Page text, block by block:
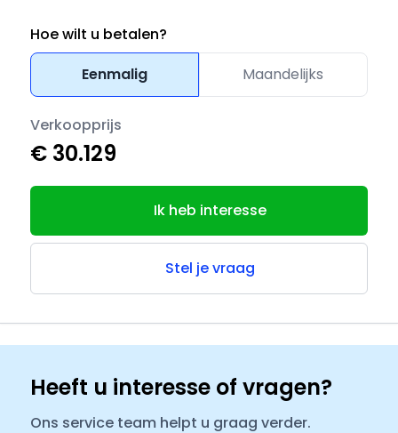
Hoe wilt u betalen?
Eenmalig
Maandelijks
Verkoopprijs
€ 30.129
Ik heb interesse
Stel je vraag
Heeft u interesse of vragen?
Ons service team helpt u graag verder.